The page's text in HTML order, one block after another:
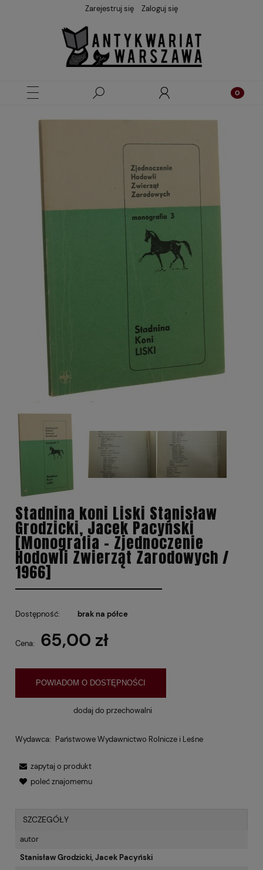
Zarejestruj się Zaloguj się
Stadnina koni Liski Stanisław
Grodzicki, Jacek Pacyński
[Monografia - Zjednoczenie
Hodowli Zwierząt Zarodowych /
1966]
Dostępność: brak na półce
Cena: 65,00 zł
POWIADOM O DOSTĘPNOŚCI
dodaj do przechowalni
Wydawca: Państwowe Wydawnictwo Rolnicze i Leśne
zapytaj o produkt
poleć znajomemu
SZCZEGÓŁY
autor
Stanisław Grodzicki, Jacek Pacyński